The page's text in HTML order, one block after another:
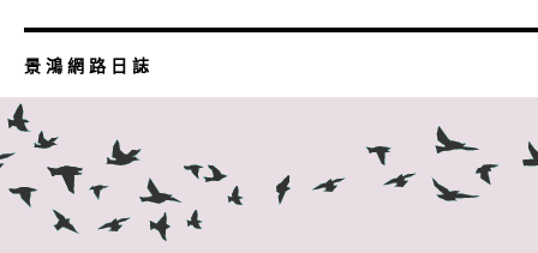
景 鴻 網 路 日 誌